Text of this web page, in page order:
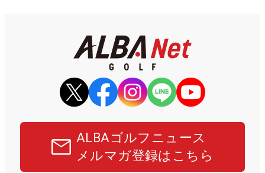
ALBAゴルフニュース
メルマガ登録はこちら